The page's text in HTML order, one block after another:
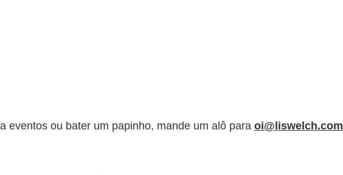
eventos ou bater um papinho, mande um alô para oi@liswelch.com